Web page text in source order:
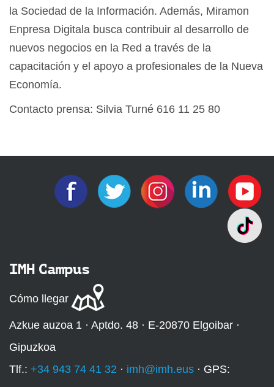
la Sociedad de la Información. Además, Miramon
Enpresa Digitala busca contribuir al desarrollo de
nuevos negocios en la Red a través de la
capacitación y el apoyo a profesionales de la Nueva
Economía.
Contacto prensa: Silvia Turné 616 11 25 80
IMH Campus
Cómo llegar
Azkue auzoa 1 · Aptdo. 48 · E-20870 Elgoibar ·
Gipuzkoa
Tlf.: +34 943 74 41 32 · imh@imh.eus · GPS: